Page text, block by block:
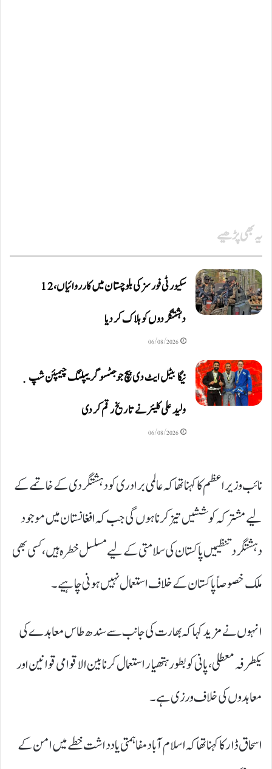
یہ بھی پڑھیے
سکیورٹی فورسز کی بلوچستان میں کارروائیاں، 12
دہشتگردوں کو ہلاک کردیا
06/08/2026
نیگا بیٹل ایٹ دی بیچ جوجٹسو گریپلنگ چیمپئن شپ ٜ
ولید علی کلیئر نے تاریخ رقم کر دی
06/08/2026
نائب وزیر اعظم کا کہنا تھا کہ عالمی برادری کو دہشتگردی کے خاتمے کے
لیے مشترکہ کوششیں تیز کرنا ہوں گی جب کہ افغانستان میں موجود
دہشتگرد تنظیمیں پاکستان کی سلامتی کے لیے مسلسل خطرہ ہیں، کسی بھی
ملک خصوصاً پاکستان کے خلاف استعمال نہیں ہونی چاہیے۔
انہوں نے مزید کہا کہ بھارت کی جانب سے سندھ طاس معاہدے کی
یکطرفہ معطلی، پانی کو بطور ہتھیار استعمال کرنا بین الاقوامی قوانین اور
معاہدوں کی خلاف ورزی ہے۔
اسحاق ڈار کا کہنا تھا کہ اسلام آباد مفاہمتی یادداشت خطے میں امن کے